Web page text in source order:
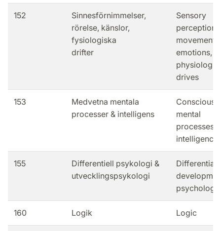
152
Sinnesförnimmelser,
rörelse, känslor,
fysiologiska
drifter
Sensory
perception,
movement,
emotions,
drives
153
Medvetna mentala
processer & intelligens
Conscious
mental
processes &
intelligence
155
Differentiell psykologi &
utvecklingspsykologi
Differential
psychology
160 Logik Logic